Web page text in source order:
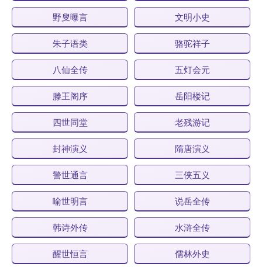
野叟曝言 文明小史
朱子语类 骆驼祥子
八仙全传 五灯会元
滕王阁序 岳阳楼记
四世同堂 老残游记
封神演义 隋唐演义
警世通言 三侠五义
喻世明言 说岳全传
韩诗外传 水浒全传
醒世恒言 儒林外史